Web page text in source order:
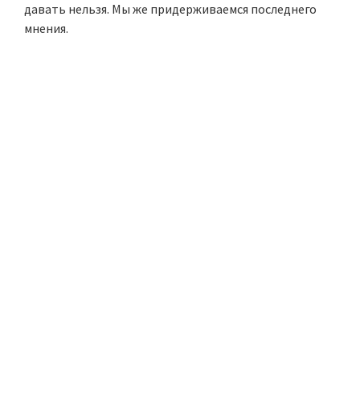
давать нельзя. Мы же придерживаемся последнего
мнения.